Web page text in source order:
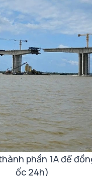
phần 1A để
ốc 24h)